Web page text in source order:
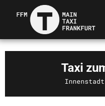
Taxi